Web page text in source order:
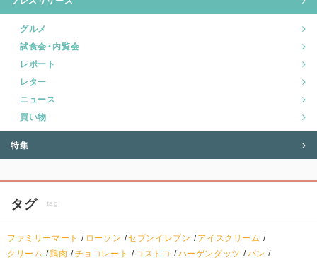
グルメ
試食会・内覧会
レポート
レター
ニュース
買い物
特集
タグ tag
ファミリーマート ローソン セブンイレブン
アイスクリーム
クリーム
鶏肉 チョコレート コストコ ハーゲンダッツ
パン